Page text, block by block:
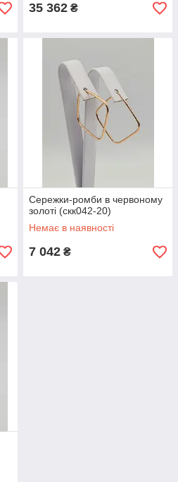
35 362 ₴
Сережки-ромби в червоному
золоті (скк042-20)
Немає в наявності
7 042 ₴